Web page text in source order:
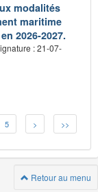
modalités
maritime
2026-2027.
: 21-07-
5 > >>
Retour au menu